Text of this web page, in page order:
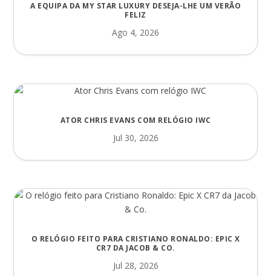
A EQUIPA DA MY STAR LUXURY DESEJA-LHE UM VERÃO
FELIZ
Ago 4, 2026
ATOR CHRIS EVANS COM RELÓGIO IWC
Jul 30, 2026
O RELÓGIO FEITO PARA CRISTIANO RONALDO: EPIC X
CR7 DA JACOB & CO.
Jul 28, 2026